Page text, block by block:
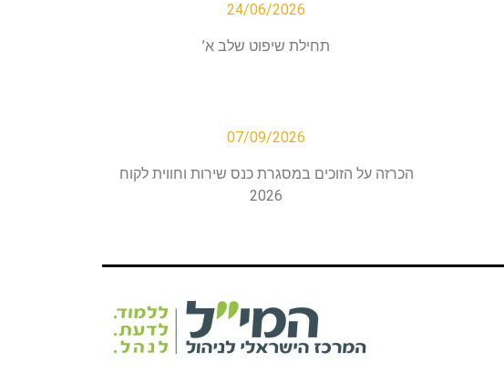
24/06/2026
תחילת שיפוט שלב א’
07/09/2026
הכרזה על הזוכים במסגרת כנס שירות וחווית לקוח
2026